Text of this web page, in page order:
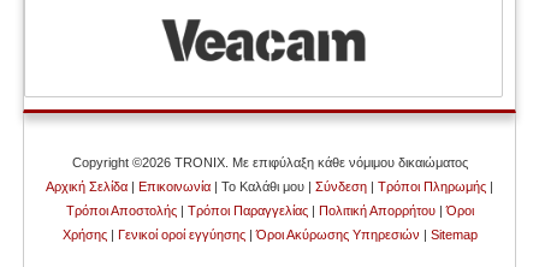
Copyright ©2026 TRONIX. Με επιφύλαξη κάθε νόμιμου δικαιώματος
Αρχική Σελίδα | Επικοινωνία | Το Καλάθι μου | Σύνδεση | Τρόποι Πληρωμής |
Τρόποι Αποστολής| Τρόποι Παραγγελίας| Πολιτική Απορρήτου|Όροι
Χρήσης| Γενικοί οροί εγγύησης|Όροι Ακύρωσης Υπηρεσιών | Sitemap